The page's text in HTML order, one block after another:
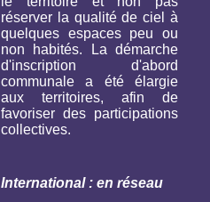
réserver la qualité de ciel à
quelques espaces peu ou
non habités. La démarche
d'inscription d'abord
communale a été élargie
aux territoires, afin de
favoriser des participations
collectives.
International : en réseau